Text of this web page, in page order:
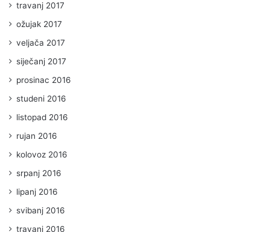
travanj 2017
ožujak 2017
veljača 2017
siječanj 2017
prosinac 2016
studeni 2016
listopad 2016
rujan 2016
kolovoz 2016
srpanj 2016
lipanj 2016
svibanj 2016
travanj 2016